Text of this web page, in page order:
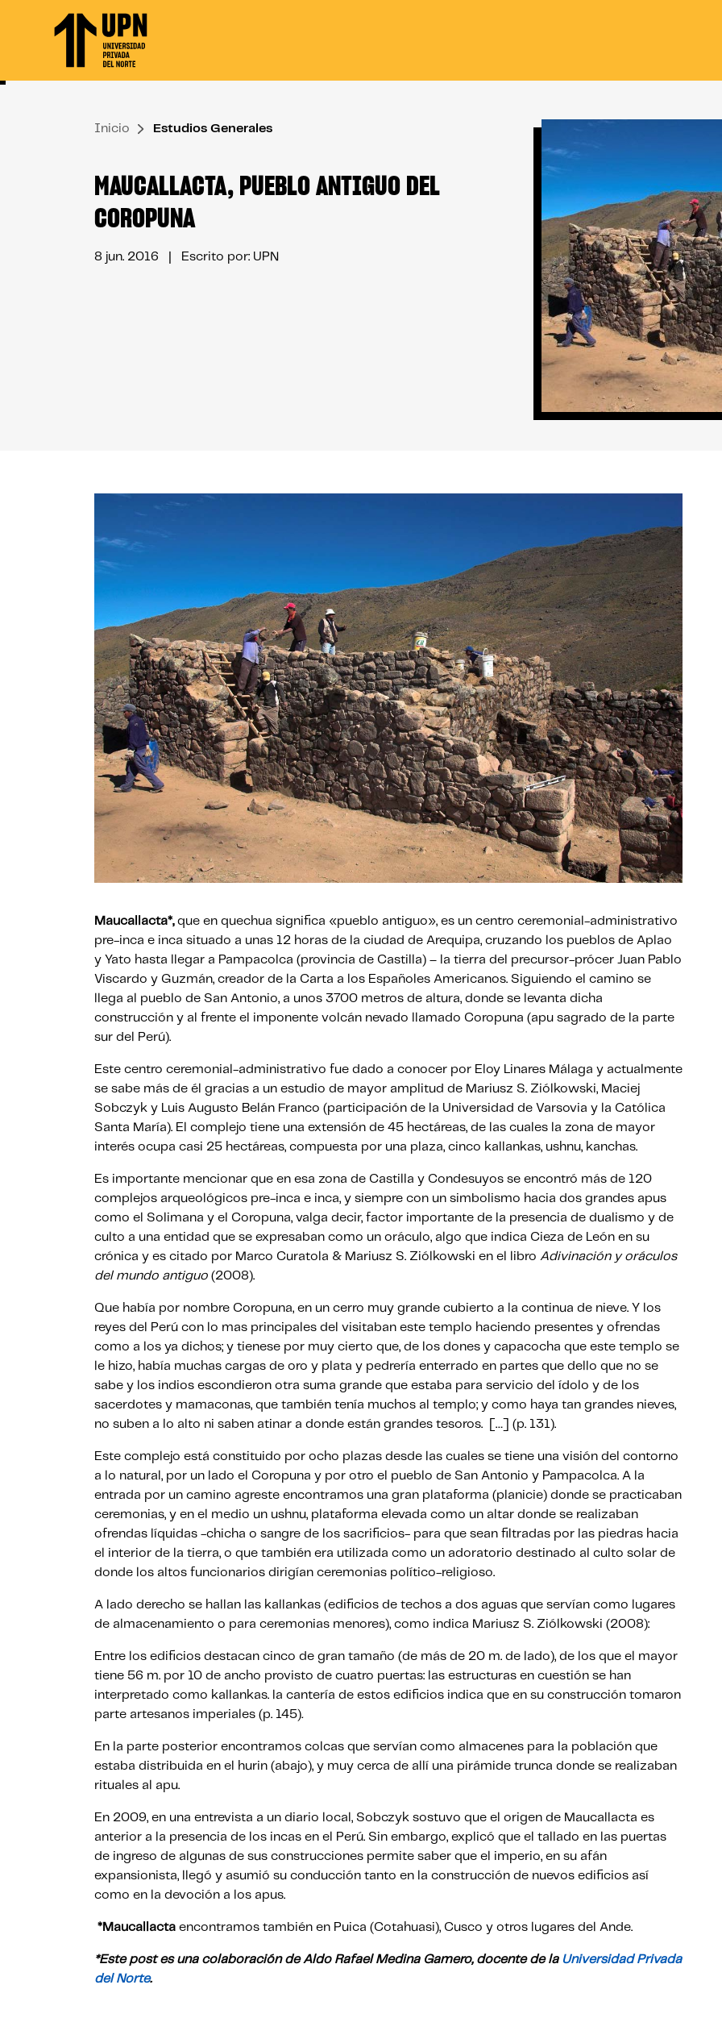
Inicio Estudios Generales
MAUCALLACTA, PUEBLO ANTIGUO DEL
COROPUNA
8 jun. 2016 | Escrito por: UPN
Maucallacta*,que en quechua significa «pueblo antiguo», es un centro ceremonial-administrativo
pre-inca e inca situado a unas 12 horas de la ciudad de Arequipa, cruzando los pueblos de Aplao
y Yato hasta llegar a Pampacolca (provincia de Castilla) – la tierra del precursor-prócer Juan Pablo
Viscardo y Guzmán, creador de la Carta a los Españoles Americanos. Siguiendo el camino se
llega al pueblo de San Antonio, a unos 3700 metros de altura, donde se levanta dicha
construcción y al frente el imponente volcán nevado llamado Coropuna (apu sagrado de la parte
sur del Perú).
Este centro ceremonial-administrativo fue dado a conocer por Eloy Linares Málaga y actualmente
se sabe más de él gracias a un estudio de mayor amplitud de Mariusz S. Ziólkowski, Maciej
Sobczyk y Luis Augusto Belán Franco (participación de la Universidad de Varsovia y la Católica
Santa María). El complejo tiene una extensión de 45 hectáreas, de las cuales la zona de mayor
interés ocupa casi 25 hectáreas, compuesta por una plaza, cinco kallankas, ushnu, kanchas.
Es importante mencionar que en esa zona de Castilla y Condesuyos se encontró más de 120
complejos arqueológicos pre-inca e inca, y siempre con un simbolismo hacia dos grandes apus
como el Solimana y el Coropuna, valga decir, factor importante de la presencia de dualismo y de
culto a una entidad que se expresaban como un oráculo, algo que indica Cieza de León en su
crónica y es citado por Marco Curatola & Mariusz S. Ziólkowski en el libro Adivinación y oráculos
del mundo antiguo (2008).
Que había por nombre Coropuna, en un cerro muy grande cubierto a la continua de nieve. Y los
reyes del Perú con lo mas principales del visitaban este templo haciendo presentes y ofrendas
como a los ya dichos; y tienese por muy cierto que, de los dones y capacocha que este templo se
le hizo, había muchas cargas de oro y plata y pedrería enterrado en partes que dello que no se
sabe y los indios escondieron otra suma grande que estaba para servicio del ídolo y de los
sacerdotes y mamaconas, que también tenía muchos al templo; y como haya tan grandes nieves,
no suben a lo alto ni saben atinar a donde están grandes tesoros. […] (p. 131).
Este complejo está constituido por ocho plazas desde las cuales se tiene una visión del contorno
a lo natural, por un lado el Coropuna y por otro el pueblo de San Antonio y Pampacolca. A la
entrada por un camino agreste encontramos una gran plataforma (planicie) donde se practicaban
ceremonias, y en el medio un ushnu, plataforma elevada como un altar donde se realizaban
ofrendas líquidas -chicha o sangre de los sacrificios- para que sean filtradas por las piedras hacia
el interior de la tierra, o que también era utilizada como un adoratorio destinado al culto solar de
donde los altos funcionarios dirigían ceremonias político-religioso.
A lado derecho se hallan las kallankas (edificios de techos a dos aguas que servían como lugares
de almacenamiento o para ceremonias menores), como indica Mariusz S. Ziólkowski (2008):
Entre los edificios destacan cinco de gran tamaño (de más de 20 m. de lado), de los que el mayor
tiene 56 m. por 10 de ancho provisto de cuatro puertas: las estructuras en cuestión se han
interpretado como kallankas. la cantería de estos edificios indica que en su construcción tomaron
parte artesanos imperiales (p. 145).
En la parte posterior encontramos colcas que servían como almacenes para la población que
estaba distribuida en el hurin (abajo), y muy cerca de allí una pirámide trunca donde se realizaban
rituales al apu.
En 2009, en una entrevista a un diario local, Sobczyk sostuvo que el origen de Maucallacta es
anterior a la presencia de los incas en el Perú. Sin embargo, explicó que el tallado en las puertas
de ingreso de algunas de sus construcciones permite saber que el imperio, en su afán
expansionista, llegó y asumió su conducción tanto en la construcción de nuevos edificios así
como en la devoción a los apus.
*Maucallacta encontramos también en Puica (Cotahuasi), Cusco y otros lugares del Ande.
*Este post es una colaboración de Aldo Rafael Medina Gamero, docente de la Universidad Privada
del Norte.